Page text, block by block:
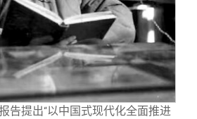
用信息
会章程
事会名单
度法规
告提出“以中国式现代化全面推进